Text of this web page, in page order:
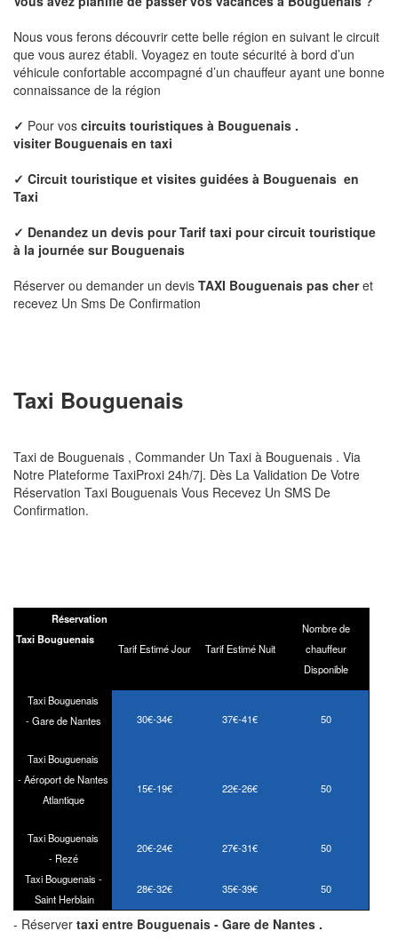
Nous vous ferons découvrir cette belle région en suivant le circuit
que vous aurez établi. Voyagez en toute sécurité à bord d’un
véhicule confortable accompagné d’un chauffeur ayant une bonne
connaissance de la région
✓ Pour vos circuits touristiques à Bouguenais .
visiter Bouguenais en taxi
✓ Circuit touristique et visites guidées à Bouguenais en
Taxi
✓ Denandez un devis pourTarif taxi pour circuit touristique
à la journée sur Bouguenais
Réserver ou demander un devis TAXI Bouguenais pas cheret
recevez Un Sms De Confirmation
Taxi Bouguenais
Taxi de Bouguenais , Commander Un Taxi à Bouguenais . Via
Notre Plateforme TaxiProxi 24h/7j. Dès La Validation De Votre
Réservation Taxi Bouguenais Vous Recevez Un SMS De
Confirmation.
Réservation
Taxi Bouguenais
Tarif Estimé Jour Tarif Estimé Nuit
Nombre de
chauffeur
Disponible
Taxi Bouguenais
-Gare de Nantes 30€-34€ 37€-41€ 50
Taxi Bouguenais
-Aéroport de Nantes
Atlantique
15€-19€ 22€-26€ 50
Taxi Bouguenais
- Rezé
20€-24€ 27€-31€ 50
Taxi Bouguenais -
Saint Herblain
28€-32€ 35€-39€ 50
- Réserver taxi entre Bouguenais - Gare de Nantes .